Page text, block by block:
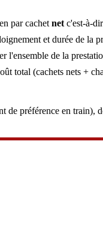
par cachet net c'est-à-
et durée de la
l'ensemble de la
total (cachets nets +
de préférence en train),